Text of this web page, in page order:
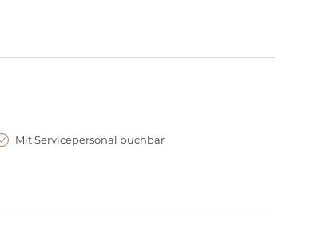
für jede Veranstaltung das perfekte Ambiente
Flair, gemütliche Lagerfeueratmosphäre
erhalten: auf 500
Mit Servicepersonal buchbar